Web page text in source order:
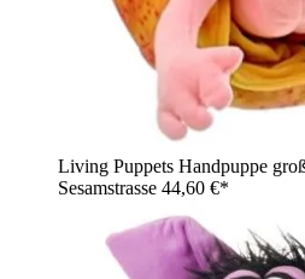
Living Puppets Handpuppe
Sesamstrasse 44,60 €*